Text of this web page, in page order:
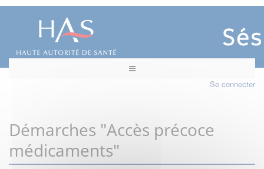
Se connecter
Démarches "Accès précoce
médicaments"